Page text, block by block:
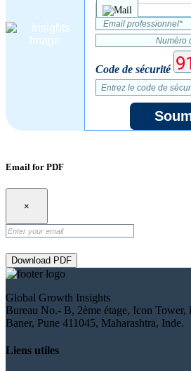
Code de sécurité
Email for PDF
×
Download PDF
Global Growth Insights
Bureau No.- B, 2ème étage, Icon Tower,
Baner, Pune 411045, Maharashtra, Inde.
Liens utiles